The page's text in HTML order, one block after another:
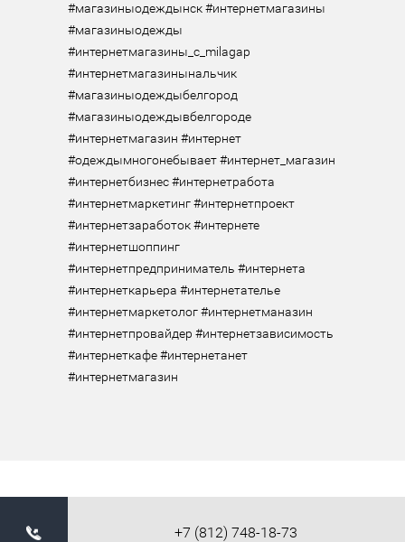
#магазиныодеждынск #интернетмагазины
#магазиныодежды
#интернетмагазины_с_milagap
#интернетмагазинынальчик
#магазиныодеждыбелгород
#магазиныодеждывбелгороде
#интернетмагазин #интернет
#одеждымногонебывает #интернет_магазин
#интернетбизнес #интернетработа
#интернетмаркетинг #интернетпроект
#интернетзаработок #интернете
#интернетшоппинг
#интернетпредприниматель #интернета
#интернеткарьера #интернетателье
#интернетмаркетолог #интернетманазин
#интернетпровайдер #интернетзависимость
#интернеткафе #интернетанет
#интернетмагазин
+7 (812) 748-18-73